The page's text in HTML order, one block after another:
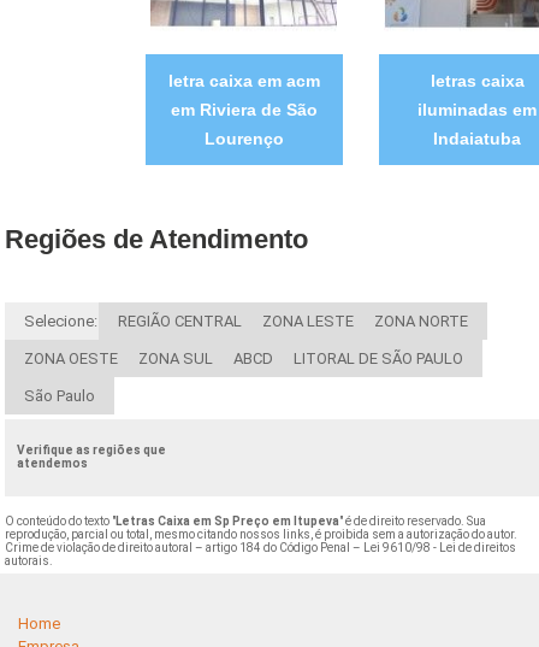
letra caixa em acm
em Riviera de São
Lourenço
letras caixa
iluminadas em
Indaiatuba
Regiões de Atendimento
Selecione: REGIÃO CENTRAL ZONA LESTE ZONA NORTE
ZONA OESTE ZONA SUL ABCD LITORAL DE SÃO PAULO
São Paulo
Verifique as regiões que
atendemos
O conteúdo do texto "Letras Caixa em Sp Preço em Itupeva" é de direito reservado. Sua
reprodução, parcial ou total, mesmo citando nossos links, é proibida sem a autorização do autor.
Crime de violação de direito autoral – artigo 184 do Código Penal –
Lei 9610/98 - Lei de direitos
autorais
Home